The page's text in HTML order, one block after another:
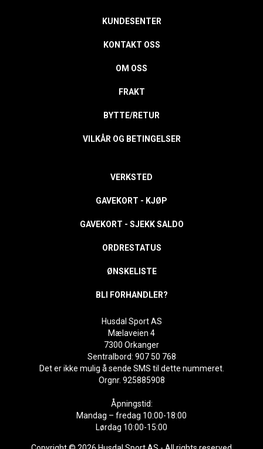
KUNDESENTER
KONTAKT OSS
OM OSS
FRAKT
BYTTE/RETUR
VILKÅR OG BETINGELSER
VERKSTED
GAVEKORT - KJØP
GAVEKORT - SJEKK SALDO
ORDRESTATUS
ØNSKELISTE
BLI FORHANDLER?
Husdal Sport AS
Mælaveien 4
7300 Orkanger
Sentralbord: 907 50 768
Det er ikke mulig å sende SMS til dette nummeret.
Orgnr. 925885908
Åpningstid:
Mandag – fredag 10:00-18:00
Lørdag 10:00-15:00